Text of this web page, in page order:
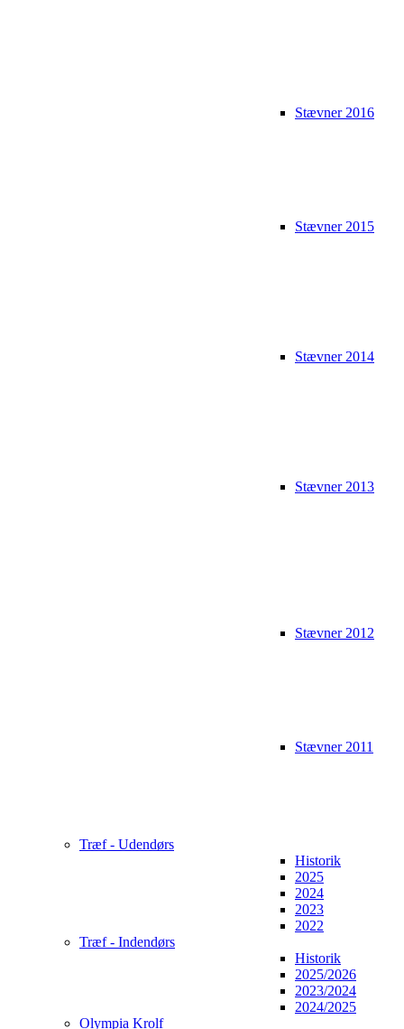
Stævner 2016
Stævner 2015
Stævner 2014
Stævner 2013
Stævner 2012
Stævner 2011
Træf - Udendørs
Historik
2025
2024
2023
2022
Træf - Indendørs
Historik
2025/2026
2023/2024
2024/2025
Olympia Krolf